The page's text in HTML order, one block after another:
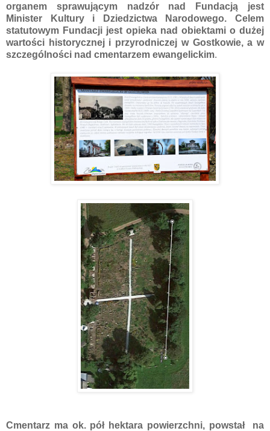
organem sprawującym nadzór nad Fundacją jest
Minister Kultury i Dziedzictwa Narodowego. Celem
statutowym Fundacji jest opieka nad obiektami o dużej
wartości historycznej i przyrodniczej w Gostkowie, a w
szczególności nad cmentarzem ewangelickim.
Cmentarz ma ok. pół hektara powierzchni, powstał na